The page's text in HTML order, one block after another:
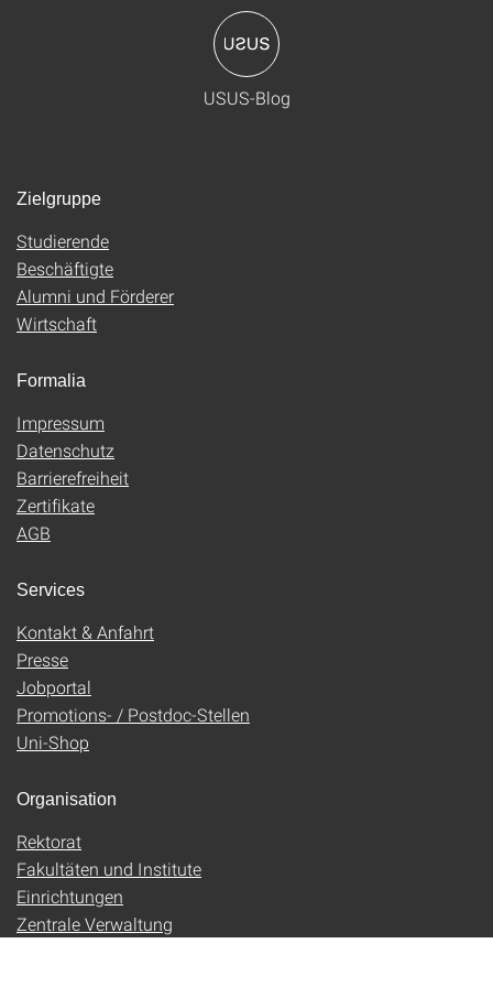
USUS-Blog
Zielgruppe
Studierende
Beschäftigte
Alumni und Förderer
Wirtschaft
Formalia
Impressum
Datenschutz
Barrierefreiheit
Zertifikate
AGB
Services
Kontakt & Anfahrt
Presse
Jobportal
Promotions- / Postdoc-Stellen
Uni-Shop
Organisation
Rektorat
Fakultäten und Institute
Einrichtungen
Zentrale Verwaltung